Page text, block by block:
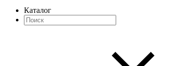
Каталог